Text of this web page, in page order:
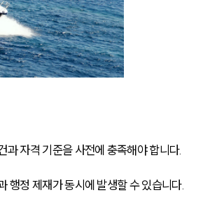
자격 기준을 사전에 충족해야 합니다.
행정 제재가 동시에 발생할 수 있습니다.